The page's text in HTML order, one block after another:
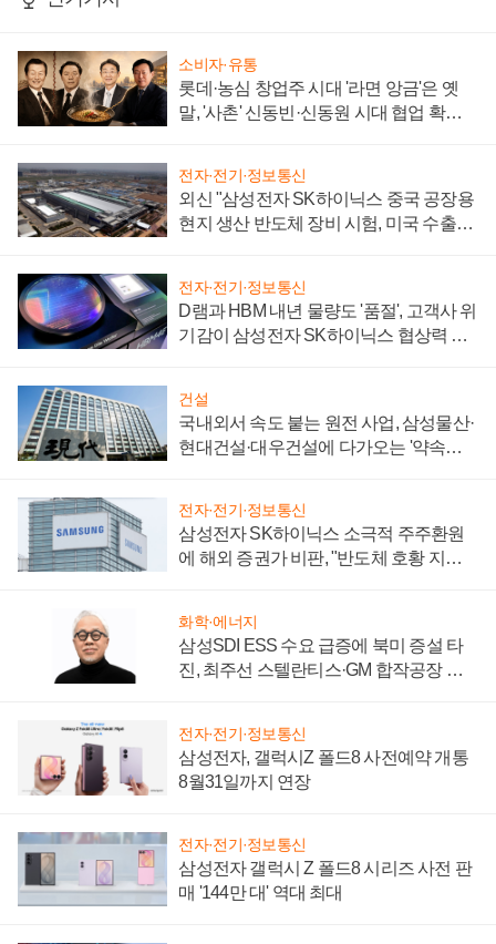
소비자·유통
롯데·농심 창업주 시대 '라면 앙금'은 옛
말, '사촌' 신동빈·신동원 시대 협업 확대
전자·전기·정보통신
외신 "삼성전자 SK하이닉스 중국 공장용
현지 생산 반도체 장비 시험, 미국 수출통
전자·전기·정보통신
D램과 HBM 내년 물량도 '품절', 고객사 위
기감이 삼성전자 SK하이닉스 협상력 더
건설
국내외서 속도 붙는 원전 사업, 삼성물산·
현대건설·대우건설에 다가오는 '약속의
전자·전기·정보통신
삼성전자 SK하이닉스 소극적 주주환원
에 해외 증권가 비판, "반도체 호황 지속
화학·에너지
삼성SDI ESS 수요 급증에 북미 증설 타
진, 최주선 스텔란티스·GM 합작공장 건
전자·전기·정보통신
삼성전자, 갤럭시Z 폴드8 사전예약 개통
8월31일까지 연장
전자·전기·정보통신
삼성전자 갤럭시 Z 폴드8 시리즈 사전 판
매 '144만 대' 역대 최대